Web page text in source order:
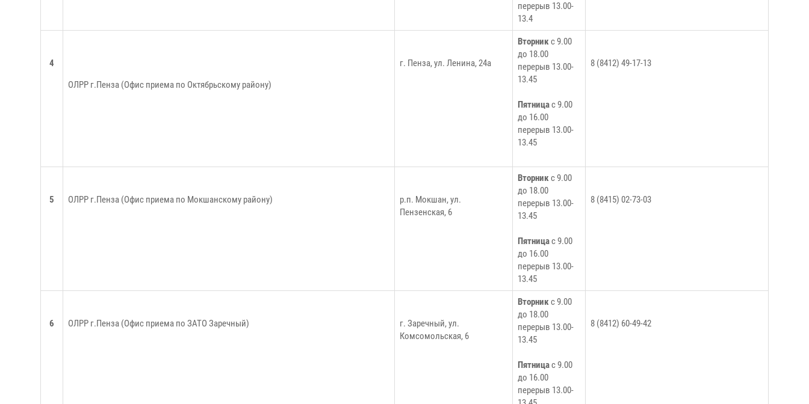
перерыв 13.00-
13.4
4
ОЛРР г.Пенза (Офис приема по Октябрьскому району)
г. Пенза, ул. Ленина, 24а
Вторникс 9.00
до 18.00
перерыв 13.00-
13.45
Пятницас 9.00
до 16.00
перерыв 13.00-
13.45
8 (8412) 49-17-13
5 ОЛРР г.Пенза (Офис приема по Мокшанскому району)
р.п. Мокшан, ул.
Пензенская, 6
Вторникс 9.00
до 18.00
перерыв 13.00-
13.45
Пятницас 9.00
до 16.00
перерыв 13.00-
13.45
8 (8415) 02-73-03
6 ОЛРР г.Пенза (Офис приема по ЗАТО Заречный)
г. Заречный, ул.
Комсомольская, 6
Вторникс 9.00
до 18.00
перерыв 13.00-
13.45
Пятницас 9.00
до 16.00
перерыв 13.00-
8 (8412) 60-49-42